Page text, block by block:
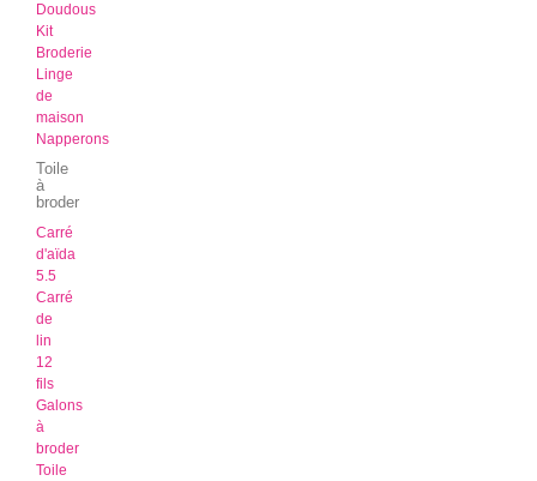
Doudous
Kit
Broderie
Linge
de
maison
Napperons
Toile
à
broder
Carré
d'aïda
5.5
Carré
de
lin
12
fils
Galons
à
broder
Toile